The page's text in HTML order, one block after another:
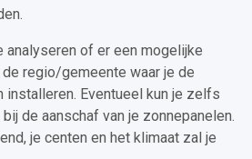
analyseren of er een mogelijke
regio/gemeente waar je de
installeren. Eventueel kun je zelfs
de aanschaf van je zonnepanelen.
je centen en het klimaat zal je